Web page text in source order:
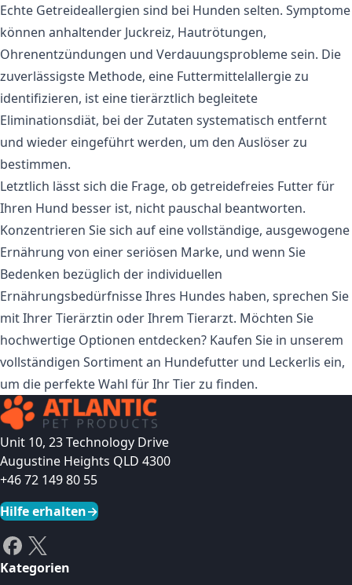
Echte Getreideallergien sind bei Hunden selten. Symptome
können anhaltender Juckreiz, Hautrötungen,
Ohrenentzündungen und Verdauungsprobleme sein. Die
zuverlässigste Methode, eine Futtermittelallergie zu
identifizieren, ist eine tierärztlich begleitete
Eliminationsdiät, bei der Zutaten systematisch entfernt
und wieder eingeführt werden, um den Auslöser zu
bestimmen.
Letztlich lässt sich die Frage, ob getreidefreies Futter für
Ihren Hund besser ist, nicht pauschal beantworten.
Konzentrieren Sie sich auf eine vollständige, ausgewogene
Ernährung von einer seriösen Marke, und wenn Sie
Bedenken bezüglich der individuellen
Ernährungsbedürfnisse Ihres Hundes haben, sprechen Sie
mit Ihrer Tierärztin oder Ihrem Tierarzt. Möchten Sie
hochwertige Optionen entdecken? Kaufen Sie in unserem
vollständigen Sortiment an Hundefutter und Leckerlis ein,
um die perfekte Wahl für Ihr Tier zu finden.
Unit 10, 23 Technology Drive
Augustine Heights QLD 4300
+46 72 149 80 55
Hilfe erhalten→
Kategorien